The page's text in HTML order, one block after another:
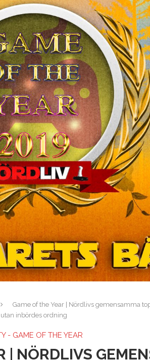
Game of the Year | Nördlivs gemensamma
utan inbördes ordning
- GAME OF THE YEAR
| NÖRDLIVS